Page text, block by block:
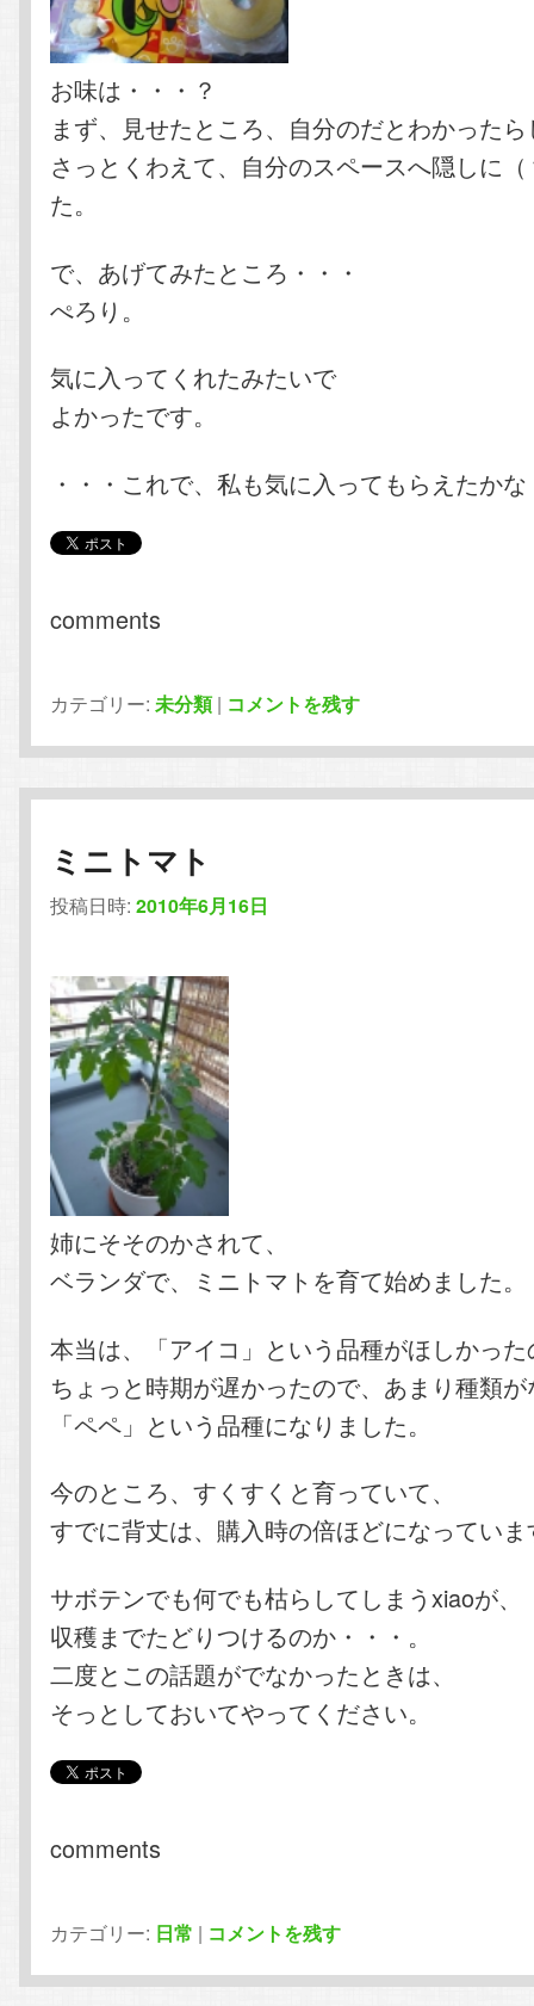
お味は・・・？
まず、見せたところ、自分のだとわかった
さっとくわえて、自分のスペースへ隠しに
た。
で、あげてみたところ・・・
ぺろり。
気に入ってくれたみたいで
よかったです。
・・・これで、私も気に入ってもらえたか
comments
カテゴリー: 未分類 | コメントを残す
ミニトマト
投稿日時:2010年6月16日
姉にそそのかされて、
ベランダで、ミニトマトを育て始めました。
本当は、「アイコ」という品種がほしかっ
ちょっと時期が遅かったので、あまり種類
「ペペ」という品種になりました。
今のところ、すくすくと育っていて、
すでに背丈は、購入時の倍ほどになっていま
サボテンでも何でも枯らしてしまうxiaoが、
収穫までたどりつけるのか・・・。
二度とこの話題がでなかったときは、
そっとしておいてやってください。
comments
カテゴリー: 日常 | コメントを残す